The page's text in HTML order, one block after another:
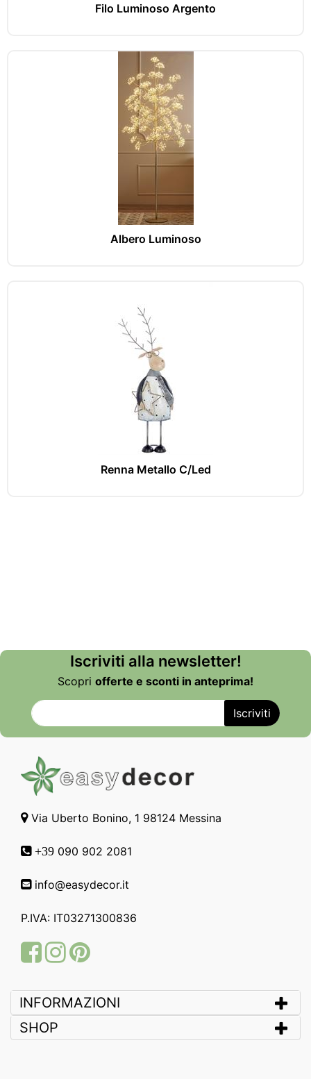
Filo Luminoso Argento
Albero Luminoso
Renna Metallo C/Led
Iscriviti alla newsletter!
Scopri offerte e sconti in anteprima!
Via Uberto Bonino, 1 98124 Messina
+39 090 902 2081
info@easydecor.it
P.IVA: IT03271300836
FacebookInstagram
Pinterest
INFORMAZIONI
SHOP